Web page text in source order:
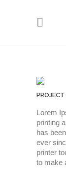
Lorem
printing
has
ever
printer
to make